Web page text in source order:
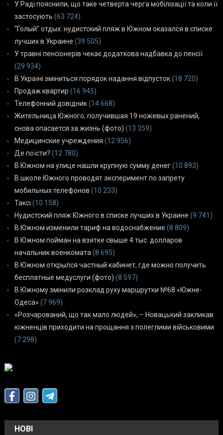
У Раді пояснили, що таке четверта черга мобілізації та коли її
застосують (63 724)
“Голый” отдых: нудистский пляж в Южном оказался в списке
лучших в Украине (39 505)
У травні пенсіонерів чекає додаткова надбавка до пенсії
(29 934)
В Україні зміниться порядок надання відпусток(18 720)
Продаж квартир (16 945)
Телефонний довідник(14 668)
Жительница Южного, получившая 19 ножевых ранений,
снова опасается за жизнь (фото) (13 359)
Медицинские учреждения (12 956)
Де поїсти? (12 780)
В Южном на улице нашли крупную сумму денег(10 893)
В школе Южного проводят эксперимент по запрету
мобильных телефонов (10 233)
Таксі (10 158)
Нудистский пляж Южного в списке лучших в Украине (9 741)
В Южном изменили тариф на водоснабжение (8 809)
В Южном пойман на взятке свыше 4 тыс. долларов
начальник военкомата (8 695)
В Южном открылся частный кабинет, где можно получить
бесплатные медуслуги (фото) (8 597)
В Южному змінили розклад руху маршрутки №68 «Южне-
Одеса» (7 969)
«Розчарований, що так мало людей», – Новацький закликав
южненців приходити на прощання з полеглими військовими
(7 298)
НОВІ